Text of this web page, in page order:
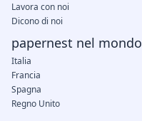
Lavora con noi
Dicono di noi
papernest nel mondo
Italia
Francia
Spagna
Regno Unito